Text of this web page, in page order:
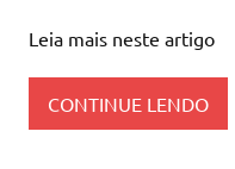
Leia mais neste artigo
CONTINUE LENDO